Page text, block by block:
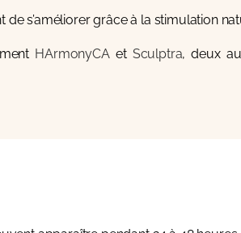
s’améliorer grâce à la stimulation
HArmonyCAet Sculptra, deux